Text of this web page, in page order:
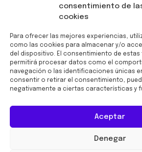
consentimiento de
cookies
Para ofrecer las mejores experiencias,
como las cookies para almacenar y/o
del dispositivo. El consentimiento de
permitirá procesar datos como el
navegación o las identificaciones únicas
consentir o retirar el consentimiento,
negativamente a ciertas características y
Aceptar
Denegar
Financiado por la Unión
Europea -
NextGenerationEU: